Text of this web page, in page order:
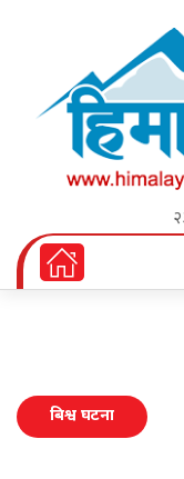
बिश्व घटना